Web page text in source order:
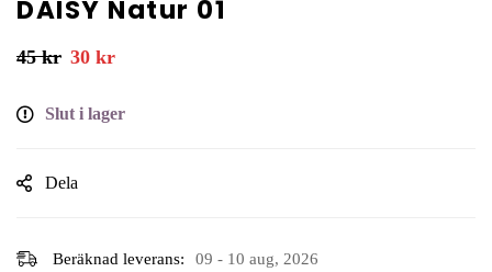
DAISY Natur 01
45kr 30 kr
Slut i lager
Dela
Beräknad leverans: 09 - 10 aug, 2026